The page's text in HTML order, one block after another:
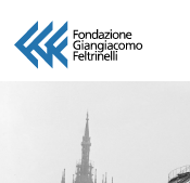
contenuto
Partecipa
Scopri